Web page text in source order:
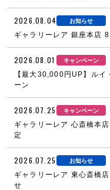
2026.08.04 お知らせ
ギャラリーレア 銀座本店
2026.08.01 キャンペーン
【最大30,000円UP】ル
ーン
2026.07.25 キャンペーン
ギャラリーレア 心斎橋本
定
2026.07.25 お知らせ
ギャラリーレア 東心斎橋
せ